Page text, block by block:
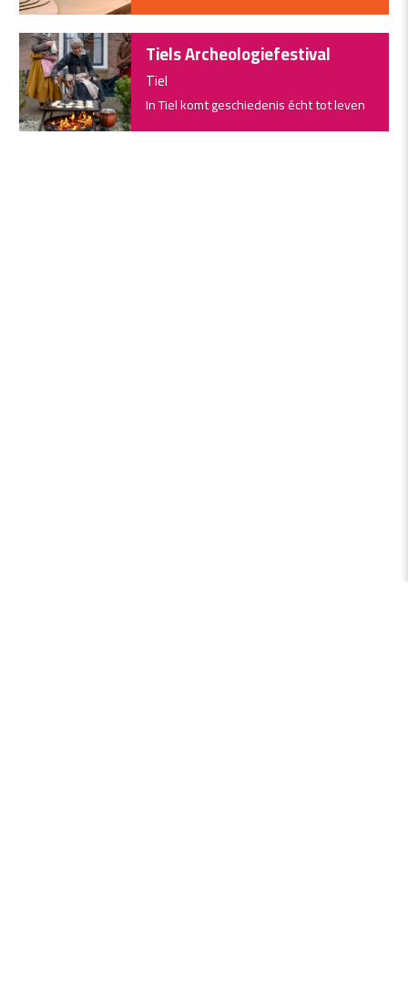
Tiels Archeologiefestival
Tiel
In Tiel komt geschiedenis écht tot leven